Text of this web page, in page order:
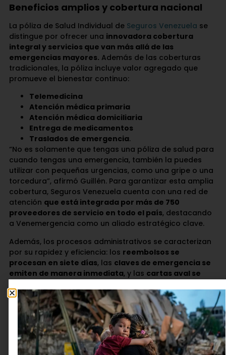
Beneficios amplios y cobertura nacional
La póliza de Salud Individual de Seguros Venezuela se
distingue por ofrecer una innovadora cobertura
integral y servicios que van más allá de las
emergencias mayores. Además de las coberturas
tradicionales, la póliza incluye valor agregado que
promueve el bienestar continuo:
Telemedicina
Atención médica primaria
Atención médica domiciliaria
Entrega de medicamentos
Traslados de emergencia.
“No es solamente que tengas una póliza de salud para
cuando tengas una emergencia, también la puedes
utilizar con pequeñas urgencias, como una gripe o una
torcedura”, afirmó Guillén. Para garantizar esta amplia
cobertura, Seguros Venezuela cuenta con una red de
atención que está integrada por más de 750
proveedores de servicio en todo el país, destacando
a Venemergencia como un aliado estratégico clave.
Además, los procesos administrativos se caracterizan
por su rapidez y eficiencia: los reembolsos se
procesan en siete días, las claves de emergencia se
emiten de manera inmediata, y las cartas aval se
Para tener acceso a los productos y servicios de
Seguros Venezuela, Guillén señaló que la empresa
cuenta con canales de comunicación y atención
variados, además del chatbot Sofi,un canal adicional
muy conveniente y moderno para informarse, adquirir